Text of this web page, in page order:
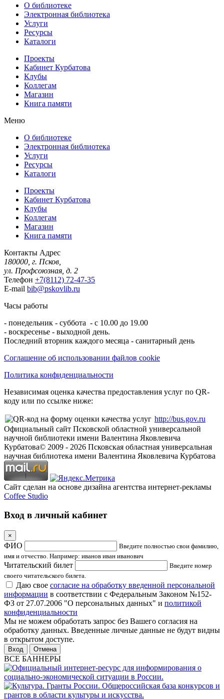
О библиотеке
Электронная библиотека
Услуги
Ресурсы
Каталоги
Проекты
Кабинет Курбатова
Клубы
Коллегам
Магазин
Книга памяти
Меню
О библиотеке
Электронная библиотека
Услуги
Ресурсы
Каталоги
Проекты
Кабинет Курбатова
Клубы
Коллегам
Магазин
Книга памяти
Контакты Адрес
180000, г. Псков,
ул. Профсоюзная, д. 2
Телефон +7(8112) 72-47-35
E-mail bib@pskovlib.ru
Часы работы
- понедельник - суббота - с 10.00 до 19.00
- воскресенье - выходной день.
Последний вторник каждого месяца - санитарный день
Соглашение об использовании файлов cookie
Политика конфиденциальности
Независимая оценка качества предоставления услуг по QR-
коду или по ссылке ниже:
http://bus.gov.ru
Официальный сайт Псковской областной универсальной
научной библиотеки имени Валентина Яковлевича
Курбатова© 2009 - 2026 Псковская областная универсальная
научная библиотека имени Валентина Яковлевича Курбатова
Сайт сделан на основе дизайна агентства интернет-рекламы
Coffee Studio
Вход в личный кабинет
×
ФИО
Введите полностью свои фамилию,
имя и отчество. Например: иванов иван иванович
Читательский билет
Введите номер
своего читательского билета.
Даю свое согласие на обработку введенной персональной
информации в соответствии с Федеральным Законом №152-
ФЗ от 27.07.2006 "О персональных данных" и политикой
конфиденциальности
Мы не можем обработать запрос без Вашего согласия на
обработку данных. Введенные личные данные не будут видны
в открытом доступе.
Отмена
ВСЕ БАННЕРЫ